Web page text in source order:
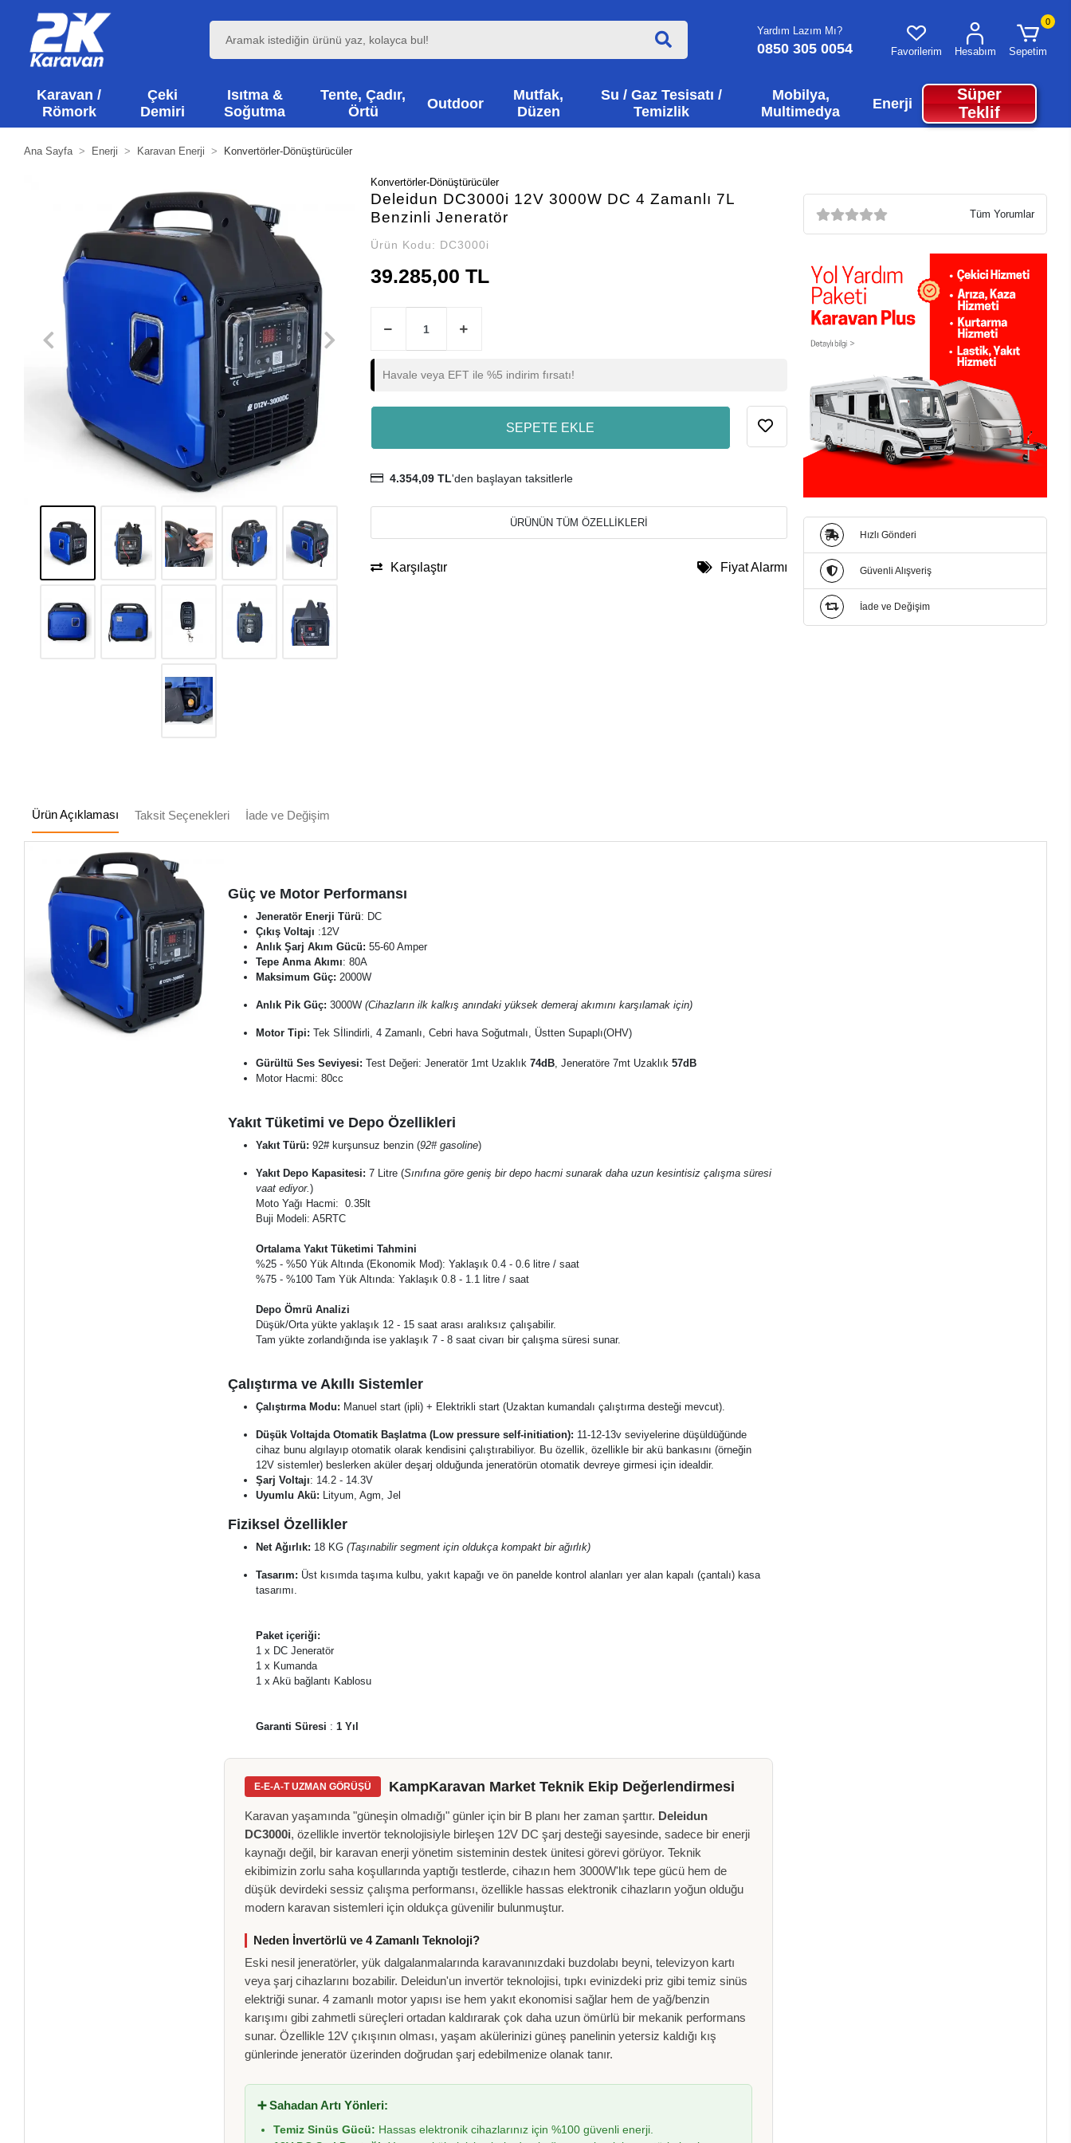
Yardım Lazım Mı?
0850 305 0054 Favorilerim Hesabım
0
Sepetim
Karavan /
Römork
Çeki
Demiri
Isıtma &
Soğutma
Tente, Çadır,
Örtü
Outdoor
Mutfak,
Düzen
Su / Gaz Tesisatı /
Temizlik
Mobilya,
Multimedya
Enerji
Süper
Teklif
Ana Sayfa Enerji Karavan Enerji Konvertörler-Dönüştürücüler
Konvertörler-Dönüştürücüler
Deleidun DC3000i 12V 3000W DC 4 Zamanlı 7L
Benzinli Jeneratör
Ürün Kodu: DC3000i
39.285,00 TL
Havale veya EFT ile %5 indirim fırsatı!
SEPETE EKLE
4.354,09 TL'den başlayan taksitlerle
ÜRÜNÜN TÜM ÖZELLİKLERİ
Karşılaştır Fiyat Alarmı
Tüm Yorumlar
Hızlı Gönderi
Güvenli Alışveriş
İade ve Değişim
Ürün Açıklaması Taksit Seçenekleri İade ve Değişim
Güç ve Motor Performansı
Jeneratör Enerji Türü: DC
Çıkış Voltajı :12V
Anlık Şarj Akım Gücü: 55-60 Amper
Tepe Anma Akımı: 80A
Maksimum Güç: 2000W
Anlık Pik Güç: 3000W(Cihazların ilk kalkış anındaki yüksek demeraj akımını karşılamak için)
Motor Tipi: Tek Sİlindirli, 4 Zamanlı, Cebri hava Soğutmalı, Üstten Supaplı(OHV)
Gürültü Ses Seviyesi: Test Değeri: Jeneratör 1mt Uzaklık74dB , Jeneratöre 7mt Uzaklık57dB
Motor Hacmi: 80cc
Yakıt Tüketimi ve Depo Özellikleri
Yakıt Türü: 92# kurşunsuz benzin (92# gasoline)
Yakıt Depo Kapasitesi: 7 Litre (Sınıfına göre geniş bir depo hacmi sunarak daha uzun kesintisiz çalışma süresi
vaat ediyor.)
Moto Yağı Hacmi: 0.35lt
Buji Modeli: A5RTC
Ortalama Yakıt Tüketimi Tahmini
​%25 - %50 Yük Altında (Ekonomik Mod): Yaklaşık 0.4 - 0.6 litre / saat
​%75 - %100 Tam Yük Altında: Yaklaşık 0.8 - 1.1 litre / saat
​Depo Ömrü Analizi
​Düşük/Orta yükte yaklaşık 12 - 15 saat arası aralıksız çalışabilir.
​Tam yükte zorlandığında ise yaklaşık 7 - 8 saat civarı bir çalışma süresi sunar.
Çalıştırma ve Akıllı Sistemler
Çalıştırma Modu: Manuel start (ipli) + Elektrikli start (Uzaktan kumandalı çalıştırma desteği mevcut).
Düşük Voltajda Otomatik Başlatma (Low pressure self-initiation): 11-12-13v seviyelerine düşüldüğünde
cihaz bunu algılayıp otomatik olarak kendisini çalıştırabiliyor. Bu özellik, özellikle bir akü bankasını (örneğin
12V sistemler) beslerken aküler deşarj olduğunda jeneratörün otomatik devreye girmesi için idealdir.
Şarj Voltajı: 14.2 - 14.3V
Uyumlu Akü: Lityum, Agm, Jel
Fiziksel Özellikler
Net Ağırlık: 18 KG(Taşınabilir segment için oldukça kompakt bir ağırlık)
Tasarım: Üst kısımda taşıma kulbu, yakıt kapağı ve ön panelde kontrol alanları yer alan kapalı (çantalı) kasa
tasarımı.
Paket içeriği:
1 x DC Jeneratör
1 x Kumanda
1 x Akü bağlantı Kablosu
Garanti Süresi : 1 Yıl
E-E-A-T UZMAN GÖRÜŞÜ KampKaravan Market Teknik Ekip Değerlendirmesi
Karavan yaşamında "güneşin olmadığı" günler için bir B planı her zaman şarttır. Deleidun
DC3000i, özellikle invertör teknolojisiyle birleşen 12V DC şarj desteği sayesinde, sadece bir enerji
kaynağı değil, bir karavan enerji yönetim sisteminin destek ünitesi görevi görüyor. Teknik
ekibimizin zorlu saha koşullarında yaptığı testlerde, cihazın hem 3000W'lık tepe gücü hem de
düşük devirdeki sessiz çalışma performansı, özellikle hassas elektronik cihazların yoğun olduğu
modern karavan sistemleri için oldukça güvenilir bulunmuştur.
Neden İnvertörlü ve 4 Zamanlı Teknoloji?
Eski nesil jeneratörler, yük dalgalanmalarında karavanınızdaki buzdolabı beyni, televizyon kartı
veya şarj cihazlarını bozabilir. Deleidun'un invertör teknolojisi, tıpkı evinizdeki priz gibi temiz sinüs
elektriği sunar. 4 zamanlı motor yapısı ise hem yakıt ekonomisi sağlar hem de yağ/benzin
karışımı gibi zahmetli süreçleri ortadan kaldırarak çok daha uzun ömürlü bir mekanik performans
sunar. Özellikle 12V çıkışının olması, yaşam akülerinizi güneş panelinin yetersiz kaldığı kış
günlerinde jeneratör üzerinden doğrudan şarj edebilmenize olanak tanır.
➕ Sahadan Artı Yönleri:
Temiz Sinüs Gücü: Hassas elektronik cihazlarınız için %100 güvenli enerji.